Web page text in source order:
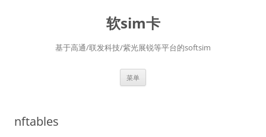
软sim卡
基于高通/联发科技/紫光展锐等平台的softsim
菜单
nftables